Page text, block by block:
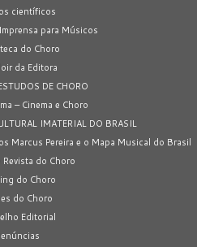
científicos
para Músicos
do Choro
da Editora
DE CHORO
– Cinema e Choro
IMATERIAL DO BRASIL
Marcus Pereira e o Mapa Musical do Brasil
Revista do Choro
do Choro
do Choro
Editorial